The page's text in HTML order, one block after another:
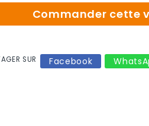
Commander cette
SUR Facebook